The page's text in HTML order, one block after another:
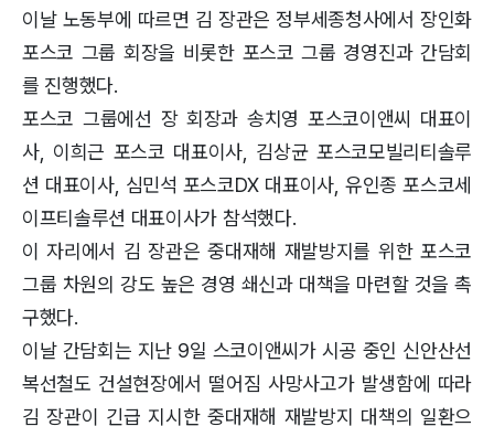
이날 노동부에 따르면 김 장관은 정부세종청사에서 장인화
포스코 그룹 회장을 비롯한 포스코 그룹 경영진과 간담회
를 진행했다.
포스코 그룹에선 장 회장과 송치영 포스코이앤씨 대표이
사, 이희근 포스코 대표이사, 김상균 포스코모빌리티솔루
션 대표이사, 심민석 포스코DX 대표이사, 유인종 포스코세
이프티솔루션 대표이사가 참석했다.
이 자리에서 김 장관은 중대재해 재발방지를 위한 포스코
그룹 차원의 강도 높은 경영 쇄신과 대책을 마련할 것을 촉
구했다.
이날 간담회는 지난 9일 스코이앤씨가 시공 중인 신안산선
복선철도 건설현장에서 떨어짐 사망사고가 발생함에 따라
김 장관이 긴급 지시한 중대재해 재발방지 대책의 일환으